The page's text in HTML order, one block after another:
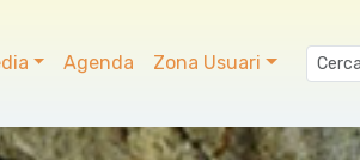
Agenda Zona Usuari